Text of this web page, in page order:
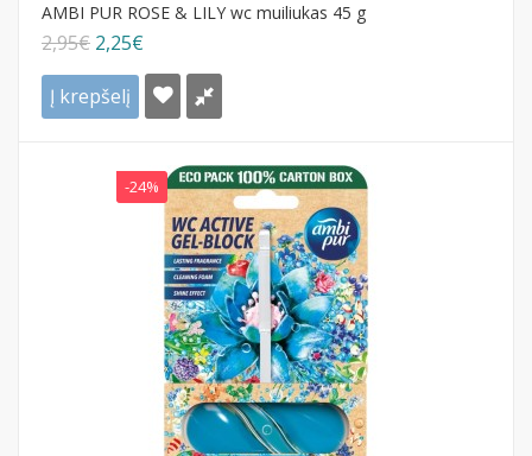
AMBI PUR ROSE & LILY wc muiliukas 45 g
2,95€ 2,25€
Į krepšelį
-24%